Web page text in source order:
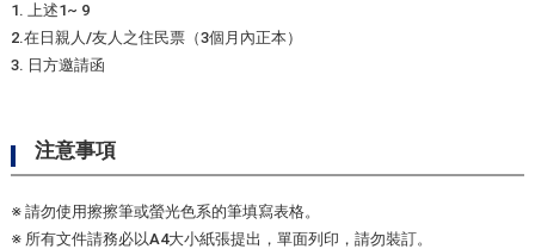
1. 上述1~ 9
2.在日親人/友人之住民票（3個月內正本）
3. 日方邀請函
注意事項
※ 請勿使用擦擦筆或螢光色系的筆填寫表格。
※ 所有文件請務必以A4大小紙張提出，單面列印，請勿裝訂。